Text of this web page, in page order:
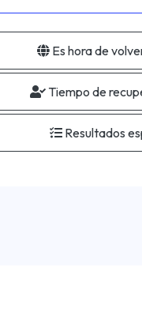
Es hora de
Tiempo de
Resultados